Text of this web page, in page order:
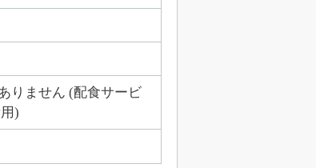
りません (配食サービ
)